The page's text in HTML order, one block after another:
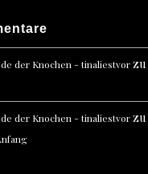
der Knochen - tinaliestvorzu
der Knochen - tinaliestvorzu